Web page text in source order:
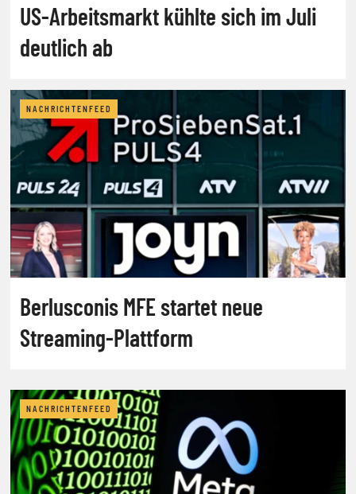
US-Arbeitsmarkt kühlte sich im Juli
deutlich ab
NACHRICHTENFEED
Berlusconis MFE startet neue
Streaming-Plattform
NACHRICHTENFEED